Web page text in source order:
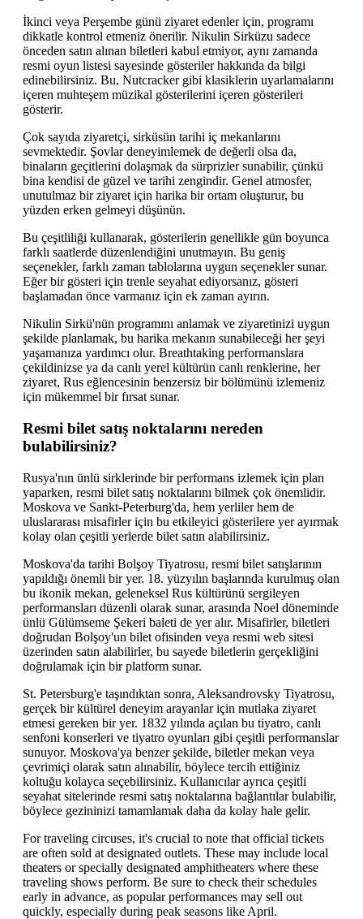
İkinci veya Perşembe günü ziyaret edenler için, programı
dikkatle kontrol etmeniz önerilir. Nikulin Sirküzu sadece
önceden satın alınan biletleri kabul etmiyor, aynı zamanda
resmi oyun listesi sayesinde gösteriler hakkında da bilgi
edinebilirsiniz. Bu, Nutcracker gibi klasiklerin uyarlamalarını
içeren muhteşem müzikal gösterilerini içeren gösterileri
gösterir.
Çok sayıda ziyaretçi, sirküsün tarihi iç mekanlarını
sevmektedir. Şovlar deneyimlemek de değerli olsa da,
binaların geçitlerini dolaşmak da sürprizler sunabilir, çünkü
bina kendisi de güzel ve tarihi zengindir. Genel atmosfer,
unutulmaz bir ziyaret için harika bir ortam oluşturur, bu
yüzden erken gelmeyi düşünün.
Bu çeşitliliği kullanarak, gösterilerin genellikle gün boyunca
farklı saatlerde düzenlendiğini unutmayın. Bu geniş
seçenekler, farklı zaman tablolarına uygun seçenekler sunar.
Eğer bir gösteri için trenle seyahat ediyorsanız, gösteri
başlamadan önce varmanız için ek zaman ayırın.
Nikulin Sirkü'nün programını anlamak ve ziyaretinizi uygun
şekilde planlamak, bu harika mekanın sunabileceği her şeyi
yaşamanıza yardımcı olur. Breathtaking performanslara
çekildinizse ya da canlı yerel kültürün canlı renklerine, her
ziyaret, Rus eğlencesinin benzersiz bir bölümünü izlemeniz
için mükemmel bir fırsat sunar.
Resmi bilet satış noktalarını nereden
bulabilirsiniz?
Rusya'nın ünlü sirklerinde bir performans izlemek için plan
yaparken, resmi bilet satış noktalarını bilmek çok önemlidir.
Moskova ve Sankt-Peterburg'da, hem yerliler hem de
uluslararası misafirler için bu etkileyici gösterilere yer ayırmak
kolay olan çeşitli yerlerde bilet satın alabilirsiniz.
Moskova'da tarihi Bolşoy Tiyatrosu, resmi bilet satışlarının
yapıldığı önemli bir yer. 18. yüzyılın başlarında kurulmuş olan
bu ikonik mekan, geleneksel Rus kültürünü sergileyen
performansları düzenli olarak sunar, arasında Noel döneminde
ünlü Gülümseme Şekeri baleti de yer alır. Misafirler, biletleri
doğrudan Bolşoy'un bilet ofisinden veya resmi web sitesi
üzerinden satın alabilirler, bu sayede biletlerin gerçekliğini
doğrulamak için bir platform sunar.
St. Petersburg'e taşındıktan sonra, Aleksandrovsky Tiyatrosu,
gerçek bir kültürel deneyim arayanlar için mutlaka ziyaret
etmesi gereken bir yer. 1832 yılında açılan bu tiyatro, canlı
senfoni konserleri ve tiyatro oyunları gibi çeşitli performanslar
sunuyor. Moskova'ya benzer şekilde, biletler mekan veya
çevrimiçi olarak satın alınabilir, böylece tercih ettiğiniz
koltuğu kolayca seçebilirsiniz. Kullanıcılar ayrıca çeşitli
seyahat sitelerinde resmi satış noktalarına bağlantılar bulabilir,
böylece gezininizi tamamlamak daha da kolay hale gelir.
For traveling circuses, it's crucial to note that official tickets
are often sold at designated outlets. These may include local
theaters or specially designated amphitheaters where these
traveling shows perform. Be sure to check their schedules
early in advance, as popular performances may sell out
quickly, especially during peak seasons like April.